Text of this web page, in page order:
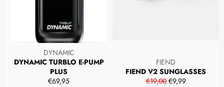
DYNAMIC
DYNAMIC TURBLO E-PUMP
PLUS
Prezzo
€69,95
FIEND
FIEND V2 SUNGLASSES
Prezzo
€19,00 Prezzo
€9,99